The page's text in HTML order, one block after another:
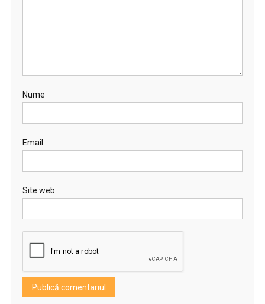
Nume
Email
Site web